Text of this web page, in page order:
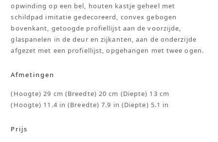
opwinding op een bel, houten kastje geheel met
schildpad imitatie gedecoreerd, convex gebogen
bovenkant, getoogde profiellijst aan de voorzijde,
glaspanelen in de deur en zijkanten, aan de onderzijde
afgezet met een profiellijst, opgehangen met twee ogen.
Afmetingen
(Hoogte) 29 cm (Breedte) 20 cm (Diepte) 13 cm
(Hoogte) 11.4 in (Breedte) 7.9 in (Diepte) 5.1 in
Prijs